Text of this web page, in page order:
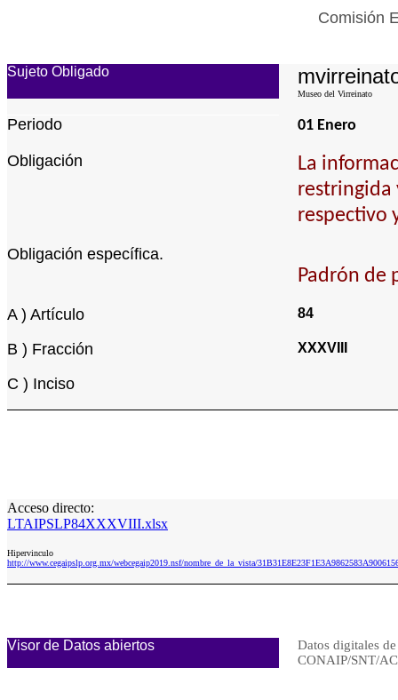
Comisión
Sujeto Obligado
Museo del Virreinato
Periodo 01 Enero
Obligación
La
restringida
respectivo
Obligación específica.
Padrón de
A ) Artículo 84
B ) Fracción XXXVIII
C ) Inciso
Acceso directo:
LTAIPSLP84XXXVIII.xlsx
Hipervinculo
http://www.cegaipslp.org.mx/webcegaip2019.nsf/nombre_de_la_vista/
Visor de Datos abiertos
Datos digitales
CONAIP/SNT/